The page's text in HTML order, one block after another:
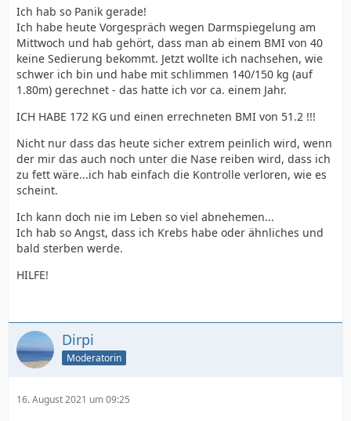
Ich hab so Panik gerade!
Ich habe heute Vorgespräch wegen Darmspiegelung am
Mittwoch und hab gehört, dass man ab einem BMI von 40
keine Sedierung bekommt. Jetzt wollte ich nachsehen, wie
schwer ich bin und habe mit schlimmen 140/150 kg (auf
1.80m) gerechnet - das hatte ich vor ca. einem Jahr.
ICH HABE 172 KG und einen errechneten BMI von 51.2 !!!
Nicht nur dass das heute sicher extrem peinlich wird, wenn
der mir das auch noch unter die Nase reiben wird, dass ich
zu fett wäre...ich hab einfach die Kontrolle verloren, wie es
scheint.
Ich kann doch nie im Leben so viel abnehemen...
Ich hab so Angst, dass ich Krebs habe oder ähnliches und
bald sterben werde.
HILFE!
Dirpi
Moderatorin
16. August 2021 um 09:25